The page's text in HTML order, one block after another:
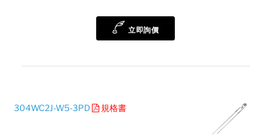
立即詢價
304WC2J-W5-3PD 規格書